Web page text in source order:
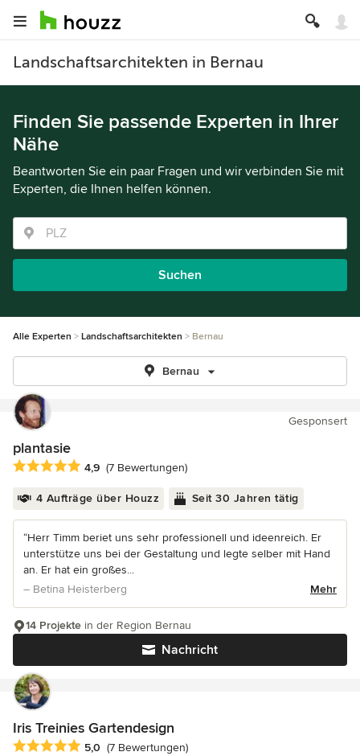
Landschaftsarchitekten in Bernau
Finden Sie passende Experten in Ihrer
Nähe
Beantworten Sie ein paar Fragen und wir verbinden Sie mit
Experten, die Ihnen helfen können.
Suchen
Alle Experten Landschaftsarchitekten Bernau
Bernau
Gesponsert
plantasie
Durchschnittliche Bewertung: 4.9 von 5 Sternen
4,9 (7 Bewertungen)
4 Aufträge über Houzz Seit 30 Jahren tätig
“Herr Timm beriet uns sehr professionell und ideenreich. Er
unterstütze uns bei der Gestaltung und legte selber mit Hand
an. Er hat ein großes...
– Betina Heisterberg
Mehr
Nachricht
14 Projekte in der Region Bernau
Iris Treinies Gartendesign
Durchschnittliche Bewertung: 5 von 5 Sternen
5,0 (7 Bewertungen)